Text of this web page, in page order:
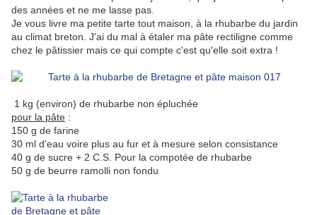
des années et ne me lasse pas.
Je vous livre ma petite tarte tout maison, à la rhubarbe du jardin
au climat breton. J'ai du mal à étaler ma pâte rectiligne comme
chez le pâtissier mais ce qui compte c'est qu'elle soit extra !
1 kg (environ) de rhubarbe non épluchée
pour la pâte :
150 g de farine
30 ml d'eau voire plus au fur et à mesure selon consistance
40 g de sucre + 2 C.S. Pour la compotée de rhubarbe
50 g de beurre ramolli non fondu